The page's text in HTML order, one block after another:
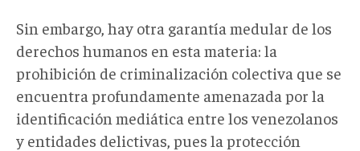
Sin embargo, hay otra garantía medular de los
derechos humanos en esta materia: la
prohibición de criminalización colectiva que se
encuentra profundamente amenazada por la
identificación mediática entre los venezolanos
y entidades delictivas, pues la protección